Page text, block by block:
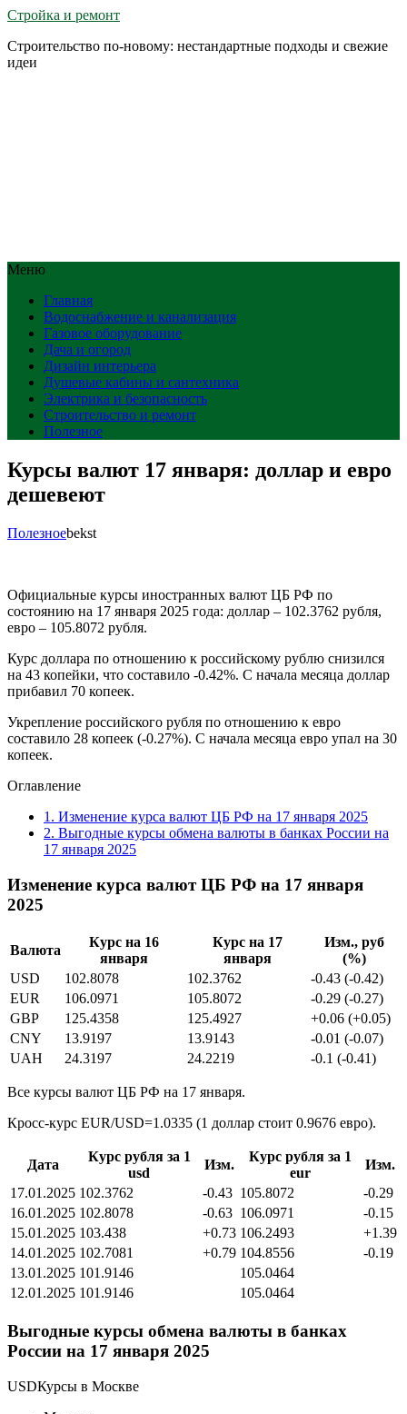
Стройка и ремонт
Строительство по-новому: нестандартные подходы и свежие
идеи
Меню
Главная
Водоснабжение и канализация
Газовое оборудование
Дача и огород
Дизайн интерьера
Душевые кабины и сантехника
Электрика и безопасность
Строительство и ремонт
Полезное
Курсы валют 17 января: доллар и евро
дешевеют
Полезноеbekst
Официальные курсы иностранных валют ЦБ РФ по
состоянию на 17 января 2025 года: доллар – 102.3762 рубля,
евро – 105.8072 рубля.
Курс доллара по отношению к российскому рублю снизился
на 43 копейки, что составило -0.42%. С начала месяца доллар
прибавил 70 копеек.
Укрепление российского рубля по отношению к евро
составило 28 копеек (-0.27%). С начала месяца евро упал на 30
копеек.
Оглавление
1. Изменение курса валют ЦБ РФ на 17 января 2025
2. Выгодные курсы обмена валюты в банках России на
17 января 2025
Изменение курса валют ЦБ РФ на 17 января
2025
Валюта
Курс на 16
января
Курс на 17
января
Изм., руб
(%)
USD
102.8078 102.3762
-0.43 (-0.42)
EUR
106.0971 105.8072
-0.29 (-0.27)
GBP
125.4358 125.4927
+0.06 (+0.05)
CNY
13.9197 13.9143
-0.01 (-0.07)
UAH
24.3197 24.2219 -0.1 (-0.41)
Все курсы валют ЦБ РФ на 17 января.
Кросс-курс EUR/USD=1.0335 (1 доллар стоит 0.9676 евро).
Дата
Курс рубля за 1
usd
Изм.
Курс рубля за 1
eur
Изм.
17.01.2025 102.3762 -0.43 105.8072
-0.29
16.01.2025 102.8078 -0.63 106.0971
-0.15
15.01.2025 103.438 +0.73 106.2493
+1.39
14.01.2025 102.7081 +0.79 104.8556
-0.19
13.01.2025 101.9146
105.0464
12.01.2025 101.9146 105.0464
Выгодные курсы обмена валюты в банках
России на 17 января 2025
USDКурсы в Москве